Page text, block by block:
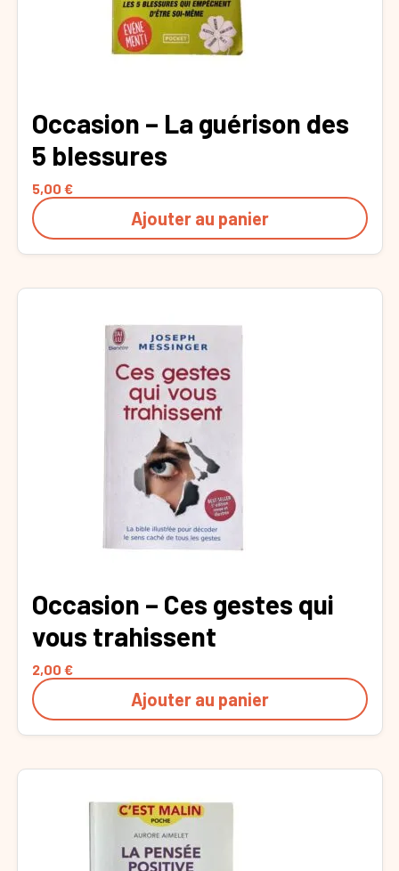
Occasion – La guérison des
5 blessures
5,00 €
Ajouter au panier
Occasion – Ces gestes qui
vous trahissent
2,00 €
Ajouter au panier